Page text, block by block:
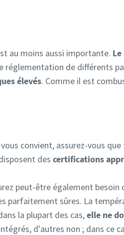
au moins aussi importante.
réglementation de différents
élevés. Comme il est
convient, assurez-vous
des certifications
peut-être également besoin
parfaitement sûres. La
la plupart des cas,elle ne
d'autres non ; dans ce